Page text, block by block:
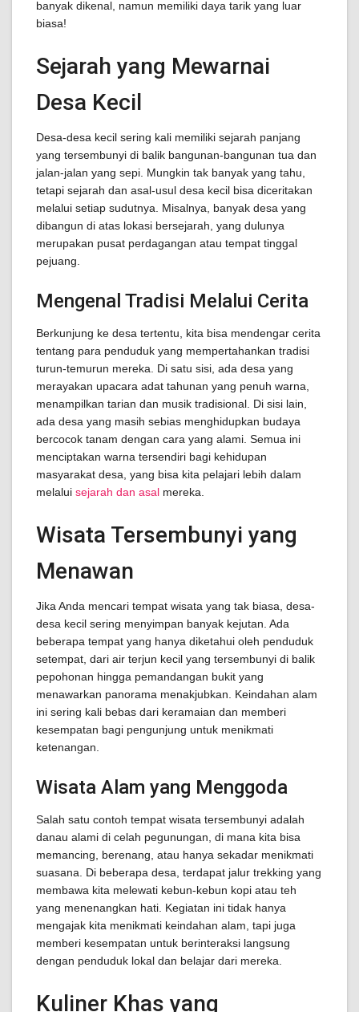
banyak dikenal, namun memiliki daya tarik yang luar
biasa!
Sejarah yang Mewarnai
Desa Kecil
Desa-desa kecil sering kali memiliki sejarah panjang
yang tersembunyi di balik bangunan-bangunan tua dan
jalan-jalan yang sepi. Mungkin tak banyak yang tahu,
tetapi sejarah dan asal-usul desa kecil bisa diceritakan
melalui setiap sudutnya. Misalnya, banyak desa yang
dibangun di atas lokasi bersejarah, yang dulunya
merupakan pusat perdagangan atau tempat tinggal
pejuang.
Mengenal Tradisi Melalui Cerita
Berkunjung ke desa tertentu, kita bisa mendengar cerita
tentang para penduduk yang mempertahankan tradisi
turun-temurun mereka. Di satu sisi, ada desa yang
merayakan upacara adat tahunan yang penuh warna,
menampilkan tarian dan musik tradisional. Di sisi lain,
ada desa yang masih sebias menghidupkan budaya
bercocok tanam dengan cara yang alami. Semua ini
menciptakan warna tersendiri bagi kehidupan
masyarakat desa, yang bisa kita pelajari lebih dalam
melalui sejarah dan asal mereka.
Wisata Tersembunyi yang
Menawan
Jika Anda mencari tempat wisata yang tak biasa, desa-
desa kecil sering menyimpan banyak kejutan. Ada
beberapa tempat yang hanya diketahui oleh penduduk
setempat, dari air terjun kecil yang tersembunyi di balik
pepohonan hingga pemandangan bukit yang
menawarkan panorama menakjubkan. Keindahan alam
ini sering kali bebas dari keramaian dan memberi
kesempatan bagi pengunjung untuk menikmati
ketenangan.
Wisata Alam yang Menggoda
Salah satu contoh tempat wisata tersembunyi adalah
danau alami di celah pegunungan, di mana kita bisa
memancing, berenang, atau hanya sekadar menikmati
suasana. Di beberapa desa, terdapat jalur trekking yang
membawa kita melewati kebun-kebun kopi atau teh
yang menenangkan hati. Kegiatan ini tidak hanya
mengajak kita menikmati keindahan alam, tapi juga
memberi kesempatan untuk berinteraksi langsung
dengan penduduk lokal dan belajar dari mereka.
Kuliner Khas yang